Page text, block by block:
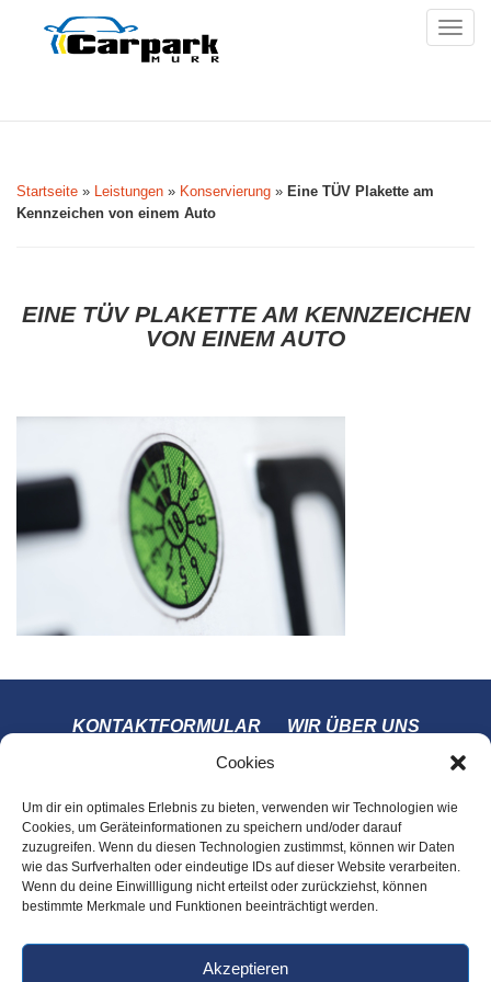
Cookies
Um dir ein optimales Erlebnis zu bieten, verwenden wir Technologien wie
Cookies, um Geräteinformationen zu speichern und/oder darauf
zuzugreifen. Wenn du diesen Technologien zustimmst, können wir Daten
wie das Surfverhalten oder eindeutige IDs auf dieser Website verarbeiten.
Wenn du deine Einwillligung nicht erteilst oder zurückziehst, können
bestimmte Merkmale und Funktionen beeinträchtigt werden.
Akzeptieren
Startseite » Leistungen » Konservierung » Eine TÜV Plakette am
Kennzeichen von einem Auto
EINE TÜV PLAKETTE AM KENNZEICHEN
VON EINEM AUTO
KONTAKTFORMULAR
WIR ÜBER UNS
DATENSCHUTZERKLÄRUNG